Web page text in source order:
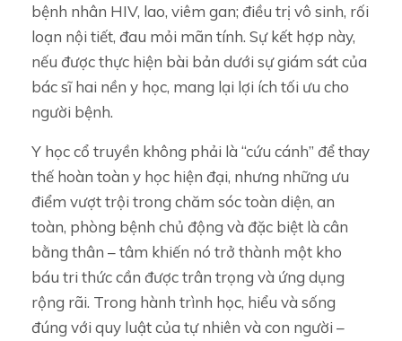
bệnh nhân HIV, lao, viêm gan; điều trị vô sinh, rối
loạn nội tiết, đau mỏi mãn tính. Sự kết hợp này,
nếu được thực hiện bài bản dưới sự giám sát của
bác sĩ hai nền y học, mang lại lợi ích tối ưu cho
người bệnh.
Y học cổ truyền không phải là “cứu cánh” để thay
thế hoàn toàn y học hiện đại, nhưng những ưu
điểm vượt trội trong chăm sóc toàn diện, an
toàn, phòng bệnh chủ động và đặc biệt là cân
bằng thân – tâm khiến nó trở thành một kho
báu tri thức cần được trân trọng và ứng dụng
rộng rãi. Trong hành trình học, hiểu và sống
đúng với quy luật của tự nhiên và con người –